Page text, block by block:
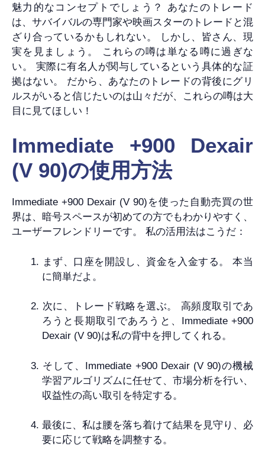
魅力的なコンセプトでしょう？ あなたのトレード
は、サバイバルの専門家や映画スターのトレードと混
ざり合っているかもしれない。 しかし、皆さん、現
実を見ましょう。 これらの噂は単なる噂に過ぎな
い。 実際に有名人が関与しているという具体的な証
拠はない。 だから、あなたのトレードの背後にグリ
ルスがいると信じたいのは山々だが、これらの噂は大
目に見てほしい！
Immediate +900 Dexair
(V 90)の使用方法
Immediate +900 Dexair (V 90)を使った自動売買の世
界は、暗号スペースが初めての方でもわかりやすく、
ユーザーフレンドリーです。 私の活用法はこうだ：
まず、口座を開設し、資金を入金する。 本当
に簡単だよ。
次に、トレード戦略を選ぶ。 高頻度取引であ
ろうと長期取引であろうと、Immediate +900
Dexair (V 90)は私の背中を押してくれる。
そして、Immediate +900 Dexair (V 90)の機械
学習アルゴリズムに任せて、市場分析を行い、
収益性の高い取引を特定する。
最後に、私は腰を落ち着けて結果を見守り、必
要に応じて戦略を調整する。